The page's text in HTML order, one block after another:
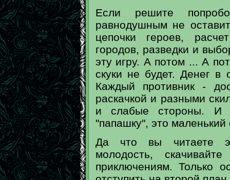
Если решите
равнодушным не
цепочки героев,
городов, разведки и
эту игру. А потом ... А
скуки не будет. Денег
Каждый противник -
раскачкой и разными
и слабые стороны. И
"папашку", это
Да что вы читаете
молодость,
приключениям. Только